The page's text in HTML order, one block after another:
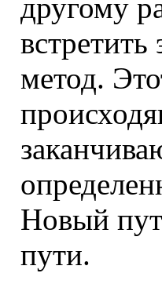
другому
метод.
Новый
пути.